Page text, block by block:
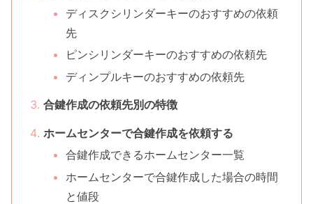
ディスクシリンダーキーのおすすめの依頼
先
ピンシリンダーキーのおすすめの依頼先
ディンプルキーのおすすめの依頼先
合鍵作成の依頼先別の特徴
ホームセンターで合鍵作成を依頼する
合鍵作成できるホームセンター一覧
ホームセンターで合鍵作成した場合の時間
と値段